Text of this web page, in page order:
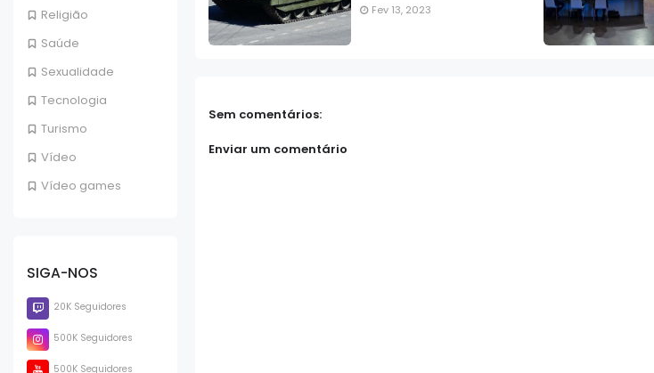
Religião
Saúde
Sexualidade
Tecnologia
Turismo
Vídeo
Vídeo games
SIGA-NOS
20K Seguidores
500K Seguidores
500K Seguidores
Fev 13, 2023
Sem comentários:
Enviar um comentário